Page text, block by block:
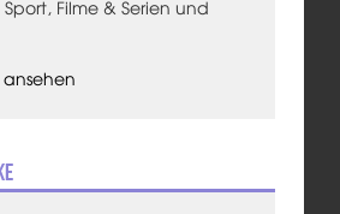
Filme & Serien und